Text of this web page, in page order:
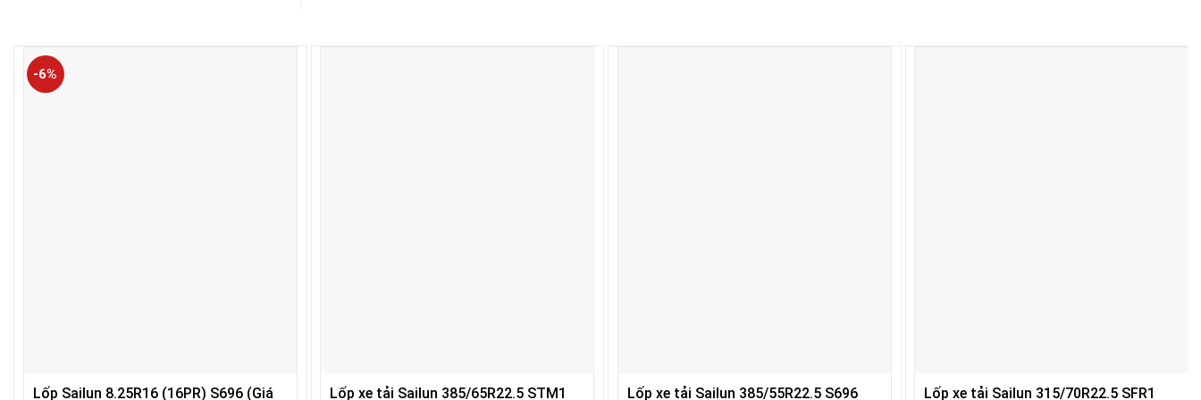
-6%
Lốp Sailun 8.25R16 (16PR) S696 (Giá Lốp xe tải Sailun 385/65R22.5 STM1 Lốp xe tải Sailun 385/55R22.5 S696 Lốp xe tải Sailun 315/70R22.5 SFR1